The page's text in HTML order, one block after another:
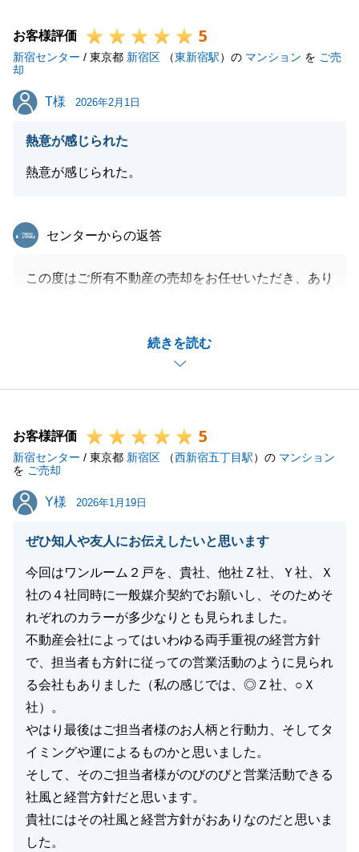
お客様評価 5
新宿センター / 東京都 新宿区 （東新宿駅）の マンション を ご売
却
T様
T様 2026年2月1日
熱意が感じられた
熱意が感じられた。
続きを読む
東急リバブル
センターからの返答
この度はご所有不動産の売却をお任せいただき、あり
足いただけるよう誠心誠意努めてまいります。
不動産に関するご相談事がございましたら、些細なこ
とでも構いませんので、今後ともお気軽にお声がけく
お客様評価 5
新宿センター / 東京都 新宿区 （西新宿五丁目駅）の マンション
を ご売却
Y様
Y様 2026年1月19日
ぜひ知人や友人にお伝えしたいと思います
今回はワンルーム２戸を、貴社、他社Ｚ社、Ｙ社、Ｘ
社の４社同時に一般媒介契約でお願いし、そのためそ
れぞれのカラーが多少なりとも見られました。
不動産会社によってはいわゆる両手重視の経営方針
で、担当者も方針に従っての営業活動のように見られ
る会社もありました（私の感じでは、◎Ｚ社、○Ｘ
社）。
やはり最後はご担当者様のお人柄と行動力、そしてタ
イミングや運によるものかと思いました。
そして、そのご担当者様がのびのびと営業活動できる
社風と経営方針だと思います。
貴社にはその社風と経営方針がおありなのだと思いま
した。